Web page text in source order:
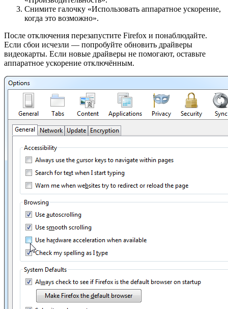
Снимите галочку «Использовать аппаратное ускорение,
когда это возможно».
После отключения перезапустите Firefox и понаблюдайте.
Если сбои исчезли — попробуйте обновить драйверы
видеокарты. Если новые драйверы не помогают, оставьте
аппаратное ускорение отключённым.